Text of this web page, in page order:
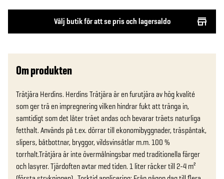
Välj butik för att se pris och lagersaldo
Om produkten
Trätjära Herdins. Herdins Trätjära är en furutjära av hög kvalité
som ger trä en impregnering vilken hindrar fukt att tränga in,
samtidigt som det låter träet andas och bevarar träets naturliga
fetthalt. Används på t.ex. dörrar till ekonomibyggnader, träspåntak,
slipers, båtbottnar, bryggor, vildsvinsåtlar m.m. 100 %
torrhalt.Trätjära är inte övermålningsbar med traditionella färger
och lasyrer. Tjärdoften avtar med tiden. 1 liter räcker till 2-4 m²